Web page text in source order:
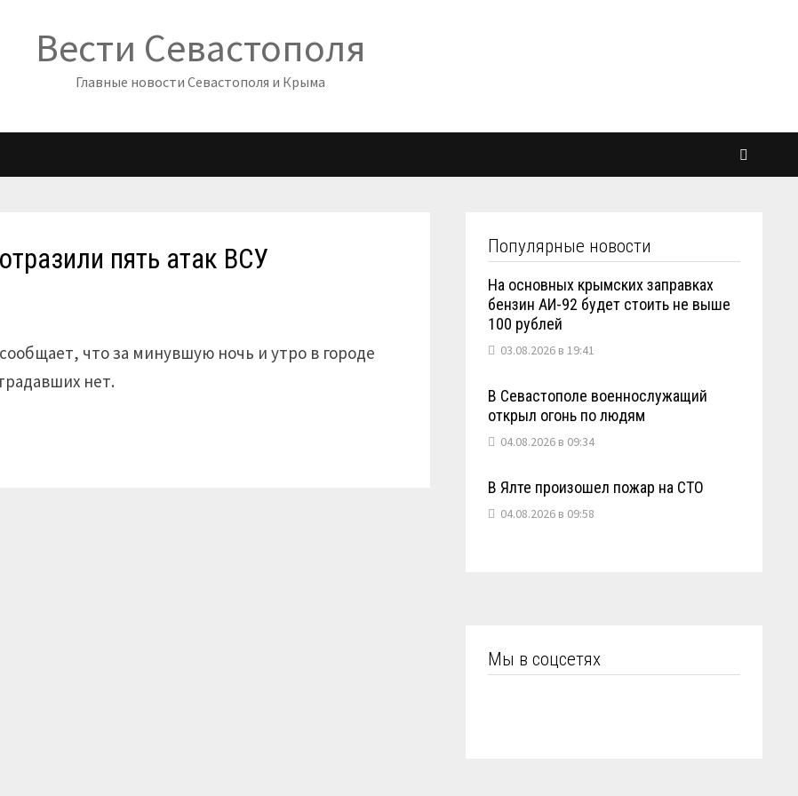
Вести Севастополя
Главные новости Севастополя и Крыма
пять атак ВСУ
что за минувшую ночь и утро в городе
нет.
Популярные новости
На основных крымских заправках
бензин АИ-92 будет стоить не выше
100 рублей
03.08.2026 в 19:41
В Севастополе военнослужащий
открыл огонь по людям
04.08.2026 в 09:34
В Ялте произошел пожар на СТО
04.08.2026 в 09:58
Мы в соцсетях